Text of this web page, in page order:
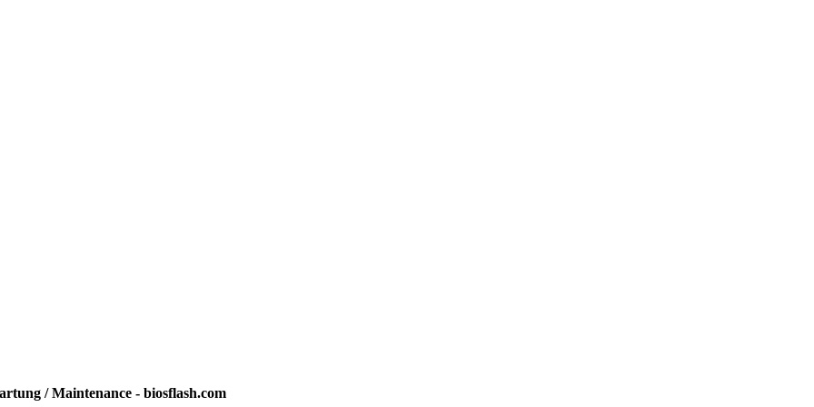
/ Maintenance - biosflash.com